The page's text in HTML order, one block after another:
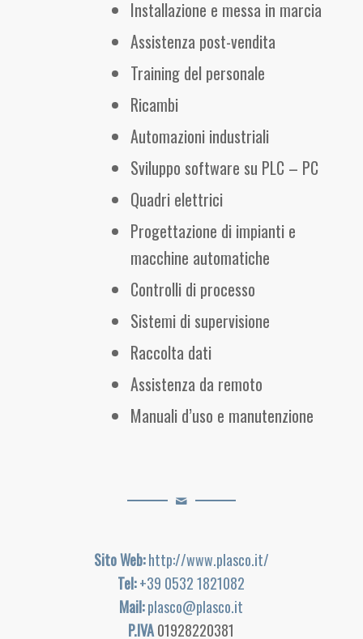
Installazione e messa in marcia
Assistenza post-vendita
Training del personale
Ricambi
Automazioni industriali
Sviluppo software su PLC – PC
Quadri elettrici
Progettazione di impianti e
macchine automatiche
Controlli di processo
Sistemi di supervisione
Raccolta dati
Assistenza da remoto
Manuali d’uso e manutenzione
Sito Web:http://www.plasco.it/
Tel:+39 0532 1821082
Mail:plasco@plasco.it
P.IVA01928220381